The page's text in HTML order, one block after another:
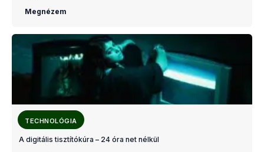
Megnézem
TECHNOLÓGIA
A digitális tisztítókúra – 24 óra net nélkül